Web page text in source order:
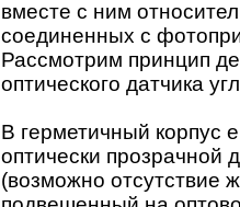
вместе с ним
соединенных с
Рассмотрим принцип
оптического датчика
В герметичный корпус
оптически
(возможно отсутствие